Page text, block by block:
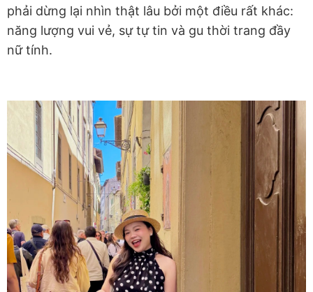
phải dừng lại nhìn thật lâu bởi một điều rất khác:
năng lượng vui vẻ, sự tự tin và gu thời trang đầy
nữ tính.